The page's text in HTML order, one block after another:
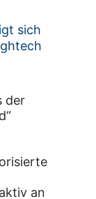
sich
der
an